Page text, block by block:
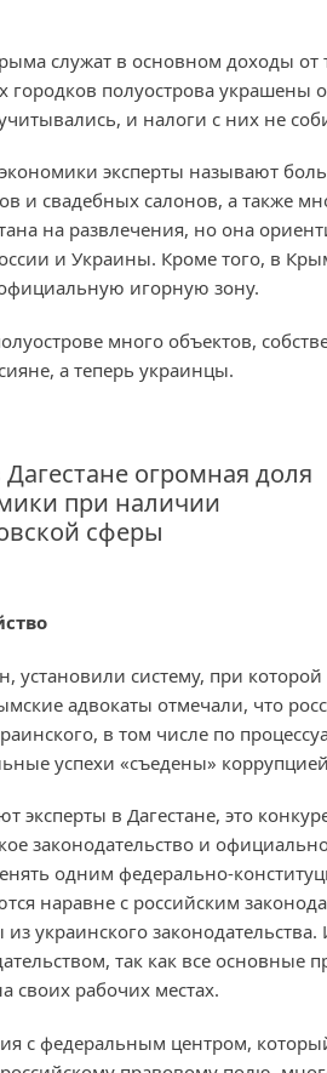
служат в основном доходы от
полуострова украшены
и налоги с них не
экономики эксперты называют
и свадебных салонов, а также
на развлечения, но она
и Украины. Кроме того, в
игорную зону.
много объектов,
а теперь украинцы.
огромная доля
при наличии
сферы
установили систему, при которой
адвокаты отмечали, что
в том числе по
успехи «съедены»
эксперты в Дагестане, это
законодательство и официально
одним федерально-
наравне с российским
украинского законодательства.
так как все
своих рабочих местах.
с федеральным центром,